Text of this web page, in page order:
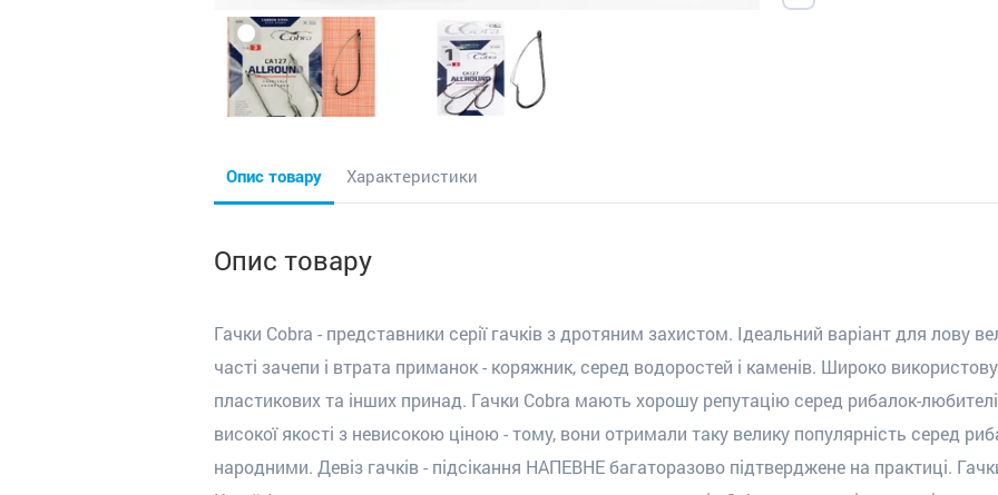
Опис товару Характеристики
Опис товару
Гачки Cobra - представники серії гачків з дротяним захистом. Ідеальний варіант для лову
часті зачепи і втрата приманок - коряжник, серед водоростей і каменів. Широко
плаcтикових та інших принад. Гачки Cobra мають хорошу репутацію серед рибалок-
високої якості з невисокою ціною - тому, вони отримали таку велику популярність серед
народними. Девіз гачків - підсікання НАПЕВНЕ багаторазово підтверджене на практиці.